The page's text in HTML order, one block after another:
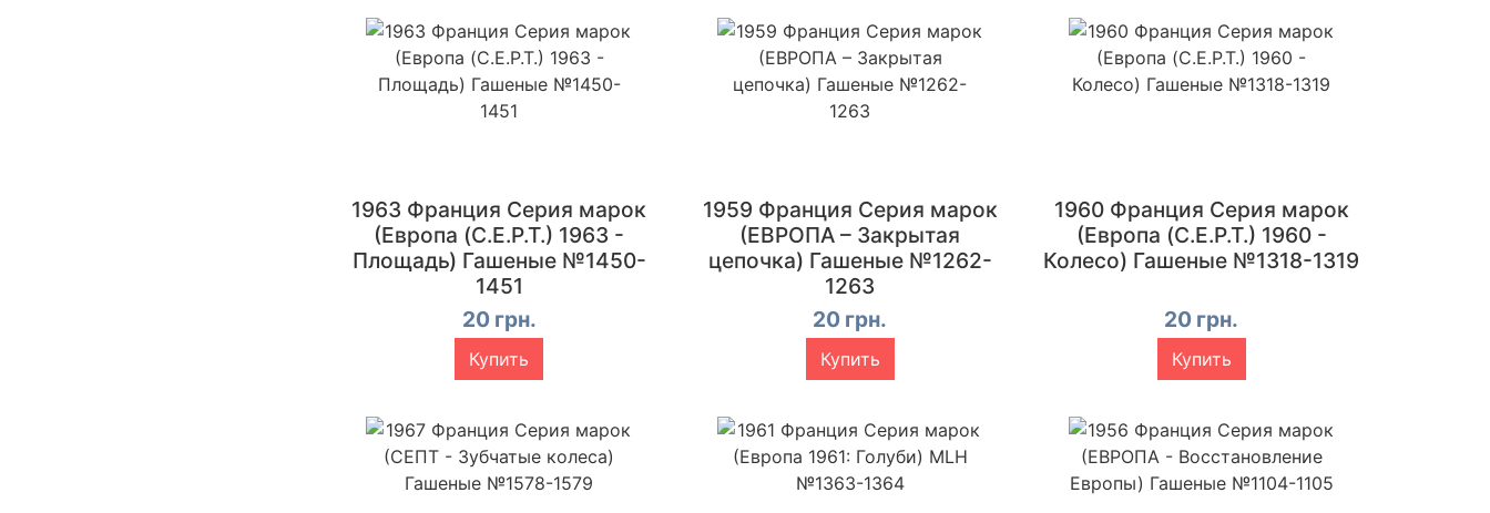
1963 Франция Серия марок
(Европа (C.E.P.T.) 1963 -
Площадь) Гашеные №1450-
1451
20 грн.
Купить
1959 Франция Серия марок
(ЕВРОПА – Закрытая
цепочка) Гашеные №1262-
1263
20 грн.
Купить
1960 Франция Серия марок
(Европа (C.E.P.T.) 1960 -
Колесо) Гашеные №1318-1319
20 грн.
Купить